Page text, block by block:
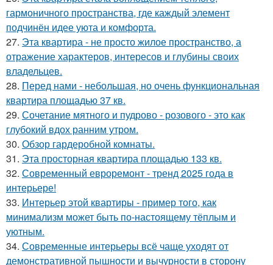
гармоничного пространства, где каждый элемент
подчинён идее уюта и комфорта.
27. Эта квартира - не просто жилое пространство, а
отражение характеров, интересов и глубины своих
владельцев.
28. Перед нами - небольшая, но очень функциональная
квартира площадью 37 кв.
29. Сочетание мятного и пудрово - розового - это как
глубокий вдох ранним утром.
30. Обзор гардеробной комнаты.
31. Эта просторная квартира площадью 133 кв.
32. Современный евроремонт - тренд 2025 года в
интерьере!
33. Интерьер этой квартиры - пример того, как
минимализм может быть по-настоящему тёплым и
уютным.
34. Современные интерьеры всё чаще уходят от
демонстративной пышности и вычурности в сторону